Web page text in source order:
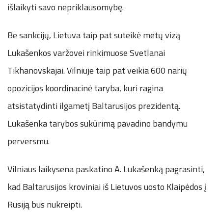
išlaikyti savo nepriklausomybę.
Be sankcijų, Lietuva taip pat suteikė metų vizą
Lukašenkos varžovei rinkimuose Svetlanai
Tikhanovskajai. Vilniuje taip pat veikia 600 narių
opozicijos koordinacinė taryba, kuri ragina
atsistatydinti ilgametį Baltarusijos prezidentą.
Lukašenka tarybos sukūrimą pavadino bandymu
perversmu.
Vilniaus laikysena paskatino A. Lukašenką pagrasinti,
kad Baltarusijos kroviniai iš Lietuvos uosto Klaipėdos į
Rusiją bus nukreipti.